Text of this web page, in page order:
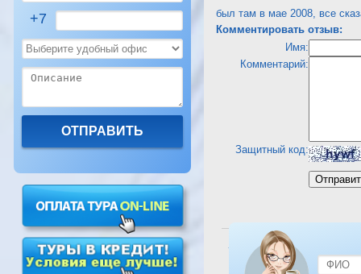
+7
был там в мае 2008, все
Комментировать отзыв:
Имя:
Комментарий:
Защитный код:
Посмотреть отель